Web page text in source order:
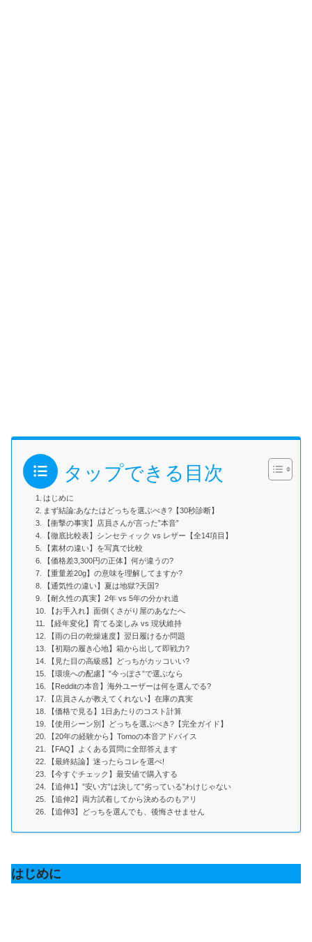
タップできる目次
はじめに
まず結論:あなたはどっちを選ぶべき?【30秒診断】
【衝撃の事実】店員さんが言った”本音”
【徹底比較表】シンセティック vs レザー【全14項目】
【素材の違い】を写真で比較
【価格差3,300円の正体】何が違うの?
【重量差20g】の意味を理解してますか?
【通気性の違い】夏は地獄?天国?
【耐久性の真実】2年 vs 5年の分かれ道
【お手入れ】面倒くさがり屋のあなたへ
【経年変化】育てる楽しみ vs 現状維持
【雨の日の乾燥速度】翌日履けるか問題
【初期の履き心地】箱から出して即戦力?
【見た目の高級感】どっちがカッコいい?
【環境への配慮】”今っぽさ”で選ぶなら
【Redditの本音】海外ユーザーは何を選んでる?
【店員さんが教えてくれない】在庫の真実
【価格で見る】1日あたりのコスト計算
【使用シーン別】どっちを選ぶべき?【完全ガイド】
【20年の経験から】Tomoの本音アドバイス
【FAQ】よくある質問に全部答えます
【最終結論】迷ったらコレを選べ!
【今すぐチェック】最安値で購入する
【追伸1】”安い方”は決して”劣っている”わけじゃない
【追伸2】両方試着してから決めるのもアリ
【追伸3】どっちを選んでも、後悔させません
はじめに